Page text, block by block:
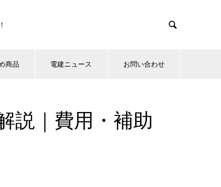

商品 電建ニュース お問い合わせ
説｜費用・補助